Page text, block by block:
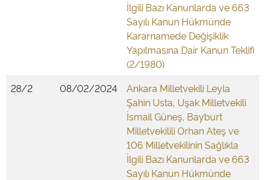
İlgili Bazı Kanunlarda ve 663
Sayılı Kanun Hükmünde
Kararnamede Değişiklik
Yapılmasına Dair Kanun Teklifi
(2/1980)
28/2
08/02/2024
Ankara Milletvekili Leyla
Şahin Usta, Uşak Milletvekili
İsmail Güneş, Bayburt
Milletvekilili Orhan Ateş ve
106 Milletvekilinin Sağlıkla
İlgili Bazı Kanunlarda ve 663
Sayılı Kanun Hükmünde